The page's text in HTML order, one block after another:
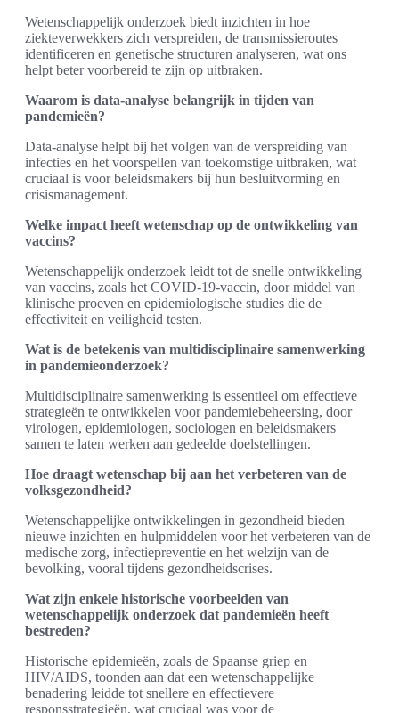
Wetenschappelijk onderzoek biedt inzichten in hoe
ziekteverwekkers zich verspreiden, de transmissieroutes
identificeren en genetische structuren analyseren, wat ons
helpt beter voorbereid te zijn op uitbraken.
Waarom is data-analyse belangrijk in tijden van
pandemieën?
Data-analyse helpt bij het volgen van de verspreiding van
infecties en het voorspellen van toekomstige uitbraken, wat
cruciaal is voor beleidsmakers bij hun besluitvorming en
crisismanagement.
Welke impact heeft wetenschap op de ontwikkeling van
vaccins?
Wetenschappelijk onderzoek leidt tot de snelle ontwikkeling
van vaccins, zoals het COVID-19-vaccin, door middel van
klinische proeven en epidemiologische studies die de
effectiviteit en veiligheid testen.
Wat is de betekenis van multidisciplinaire samenwerking
in pandemieonderzoek?
Multidisciplinaire samenwerking is essentieel om effectieve
strategieën te ontwikkelen voor pandemiebeheersing, door
virologen, epidemiologen, sociologen en beleidsmakers
samen te laten werken aan gedeelde doelstellingen.
Hoe draagt wetenschap bij aan het verbeteren van de
volksgezondheid?
Wetenschappelijke ontwikkelingen in gezondheid bieden
nieuwe inzichten en hulpmiddelen voor het verbeteren van de
medische zorg, infectiepreventie en het welzijn van de
bevolking, vooral tijdens gezondheidscrises.
Wat zijn enkele historische voorbeelden van
wetenschappelijk onderzoek dat pandemieën heeft
bestreden?
Historische epidemieën, zoals de Spaanse griep en
HIV/AIDS, toonden aan dat een wetenschappelijke
benadering leidde tot snellere en effectievere
responsstrategieën, wat cruciaal was voor de